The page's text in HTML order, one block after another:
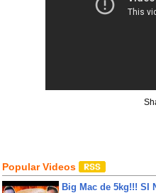
Popular Videos
Big Mac de 5kg!!! SI